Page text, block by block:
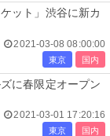
ット」渋谷に新カ
2021-03-08 08:00:00
東京 国内
に春限定オープン
2021-03-01 17:20:16
東京 国内